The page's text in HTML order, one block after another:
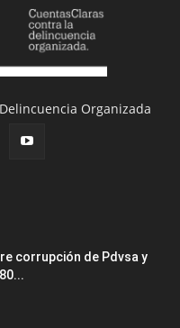
Organizada
corrupción de Pdvsa y